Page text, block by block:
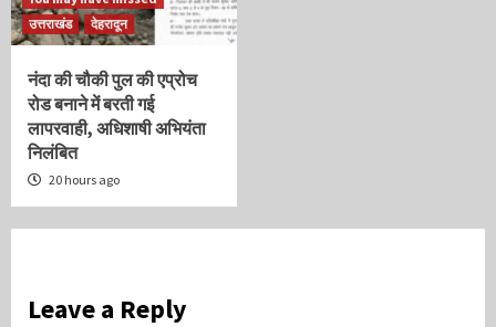
उत्तराखंड
देहरादून
नंदा की चौकी पुल की एप्रोच
रोड बनाने में बरती गई
लापरवाही, अधिशाषी अभियंता
निलंबित
20 hours ago
Leave a Reply